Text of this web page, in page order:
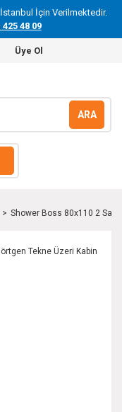
İstanbul İçin Verilmektedir.
48 09
Üye Ol
ARA
Shower Boss 80x110 2